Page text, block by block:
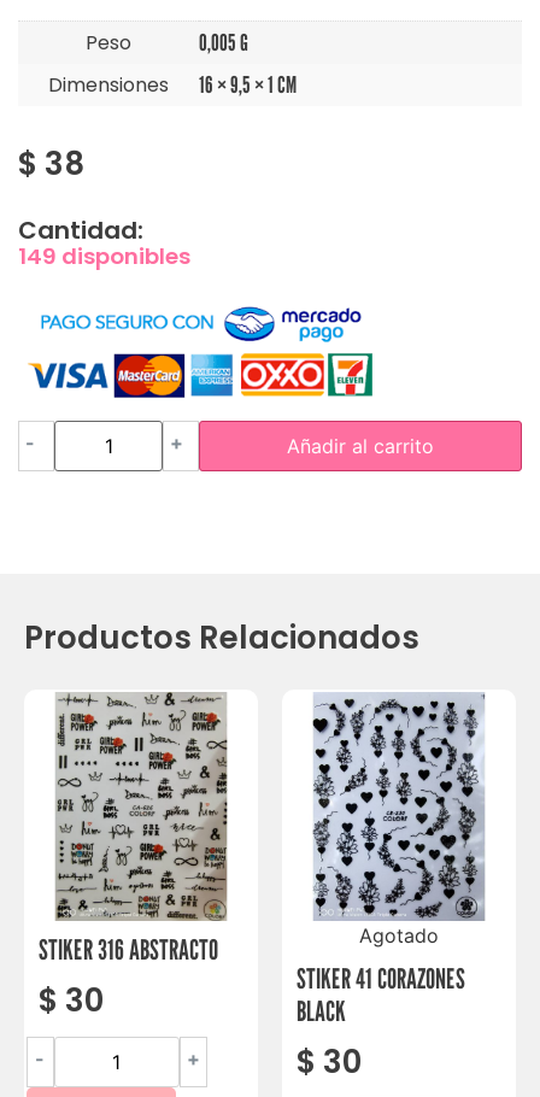
Peso 0,005 G
Dimensiones 16 × 9,5 × 1 CM
$ 38
Cantidad:
149 disponibles
- + Añadir al carrito
Productos Relacionados
STIKER 316 ABSTRACTO
$ 30
- +
Agotado
STIKER 41 CORAZONES
BLACK
$ 30